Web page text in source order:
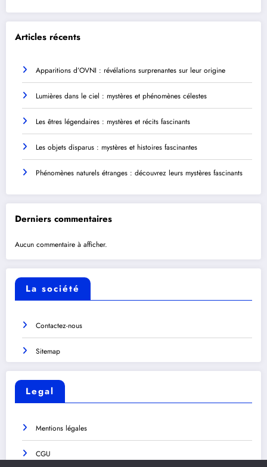
Articles récents
Apparitions d’OVNI : révélations surprenantes sur leur origine
Lumières dans le ciel : mystères et phénomènes célestes
Les êtres légendaires : mystères et récits fascinants
Les objets disparus : mystères et histoires fascinantes
Phénomènes naturels étranges : découvrez leurs mystères fascinants
Derniers commentaires
Aucun commentaire à afficher.
La société
Contactez-nous
Sitemap
Legal
Mentions légales
CGU